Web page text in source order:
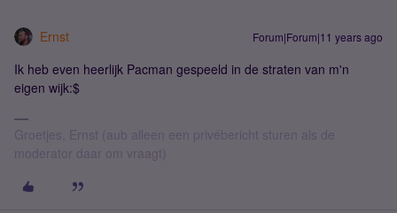
Ernst Forum|Forum|11 years ago
Ik heb even heerlijk Pacman gespeeld in de straten van m'n
eigen wijk:$
Groetjes, Ernst (aub alleen een privébericht sturen als de
moderator daar om vraagt)